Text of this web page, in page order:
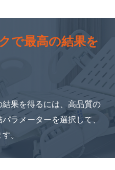
で最高の結果を
果を得るには、高品質の
ラメーターを選択して、
。